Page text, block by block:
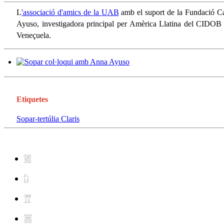
L'associació d'amics de la UAB amb el suport de la Fundació
Ayuso, investigadora principal per Amèrica Llatina del
Veneçuela.
Etiquetes
Sopar-tertúlia Claris